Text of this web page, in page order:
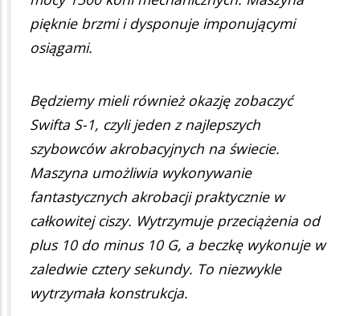
pięknie brzmi i dysponuje imponującymi
osiągami.
Będziemy mieli również okazję zobaczyć
Swifta S-1, czyli jeden z najlepszych
szybowców akrobacyjnych na świecie.
Maszyna umożliwia wykonywanie
fantastycznych akrobacji praktycznie w
całkowitej ciszy. Wytrzymuje przeciążenia od
plus 10 do minus 10 G, a beczkę wykonuje w
zaledwie cztery sekundy. To niezwykle
wytrzymała konstrukcja.